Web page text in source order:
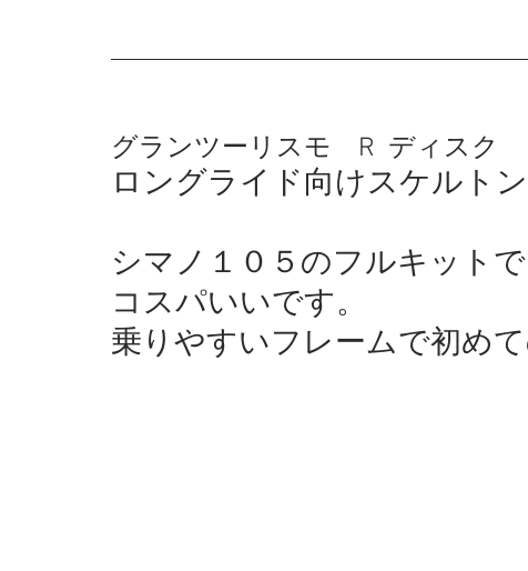
グランツーリスモ　R  ディスク
ロングライド向けスケルトン
シマノ１０５のフルキットで
コスパいいです。
乗りやすいフレームで初め